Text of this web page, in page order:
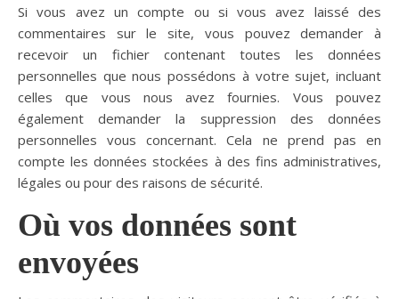
Si vous avez un compte ou si vous avez laissé des
commentaires sur le site, vous pouvez demander à
recevoir un fichier contenant toutes les données
personnelles que nous possédons à votre sujet, incluant
celles que vous nous avez fournies. Vous pouvez
également demander la suppression des données
personnelles vous concernant. Cela ne prend pas en
compte les données stockées à des fins administratives,
légales ou pour des raisons de sécurité.
Où vos données sont
envoyées